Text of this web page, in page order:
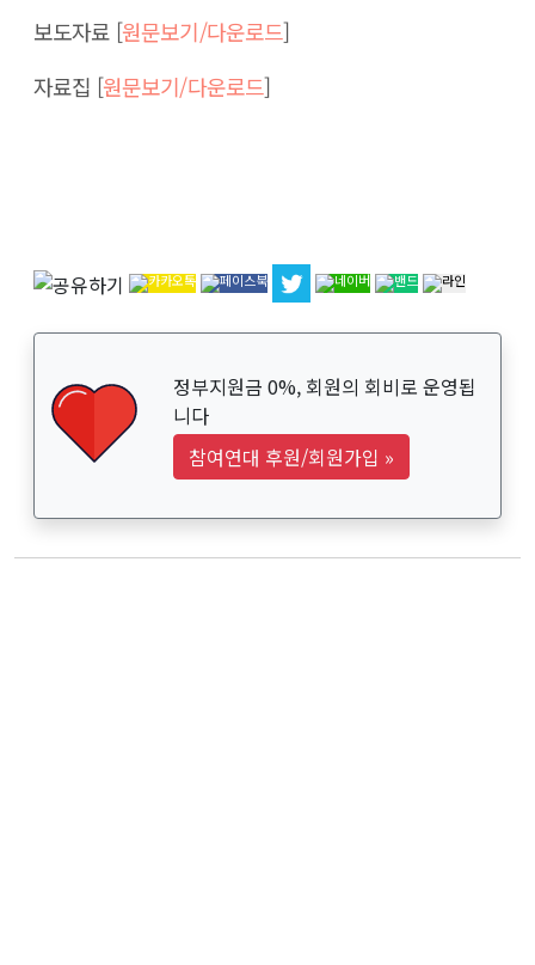
보도자료 [원문보기/다운로드]
자료집 [원문보기/다운로드]
정부지원금 0%, 회원의 회비로 운영됩
니다
참여연대 후원/회원가입 »